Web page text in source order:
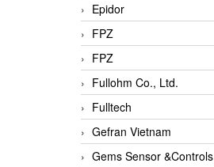
Epidor
FPZ
FPZ
Fullohm Co., Ltd.
Fulltech
Gefran Vietnam
Gems Sensor &Controls